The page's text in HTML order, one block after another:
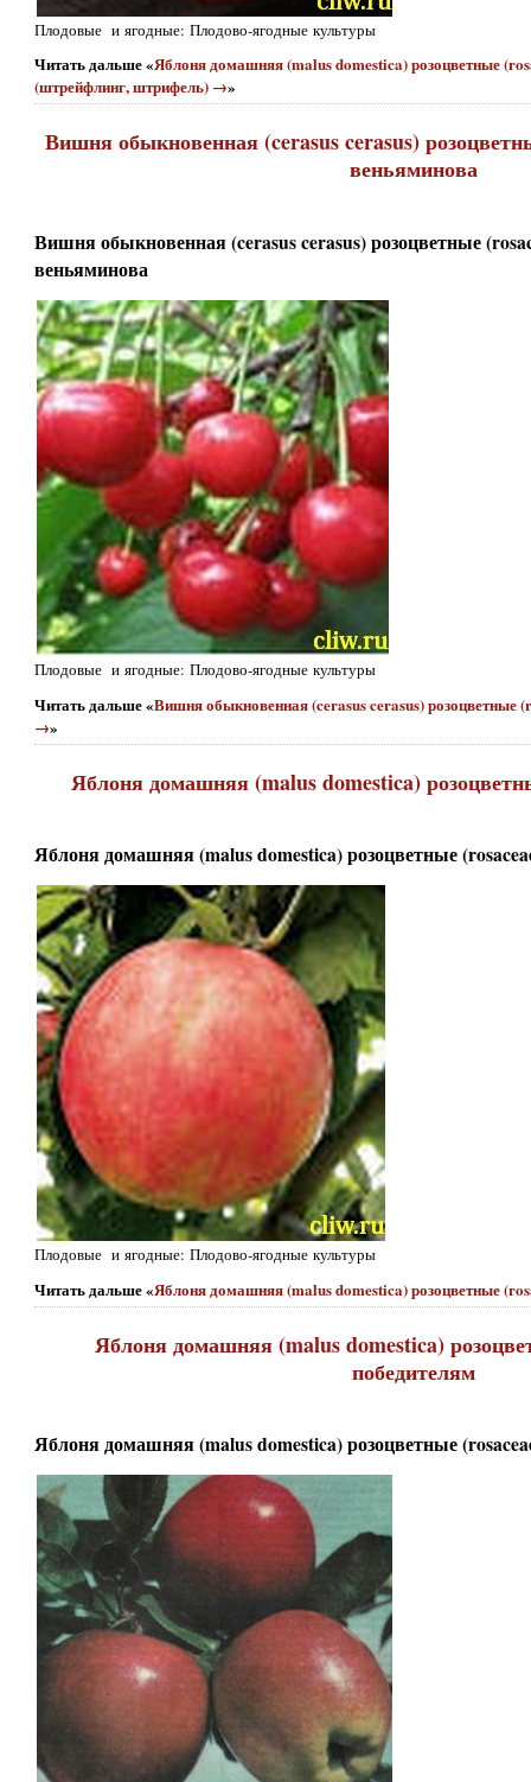
Плодовые и ягодные: Плодово-ягодные культуры
Читать дальше «Яблоня домашняя (malus domestica) розоцветные
(штрейфлинг, штрифель) →»
Вишня обыкновенная (cerasus cerasus)
веньяминова
Вишня обыкновенная (cerasus cerasus) розоцветные
веньяминова
Плодовые и ягодные: Плодово-ягодные культуры
Читать дальше «Вишня обыкновенная (cerasus cerasus) розоцветные
→»
Яблоня домашняя (malus domestica)
Яблоня домашняя (malus domestica) розоцветные
Плодовые и ягодные: Плодово-ягодные культуры
Читать дальше «Яблоня домашняя (malus domestica) розоцветные
Яблоня домашняя (malus domestica)
победителям
Яблоня домашняя (malus domestica) розоцветные